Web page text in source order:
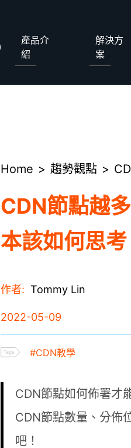
產品介
紹
ApeiroCDN
解決方
案
中國加速
DDoS攻擊
WAF防禦
SOC託管
全球加速
Home 趨勢觀點
CDN節點越
本該如何思考
作者: Tommy Lin
2022-05-09
#CDN教學
CDN節點如何佈署才
CDN節點數量、分佈
吧！